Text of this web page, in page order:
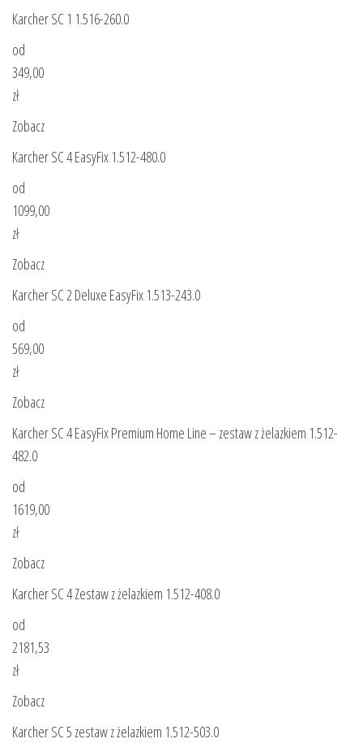
Karcher SC 1 1.516-260.0
od
349,00
zł
Zobacz
Karcher SC 4 EasyFix 1.512-480.0
od
1099,00
zł
Zobacz
Karcher SC 2 Deluxe EasyFix 1.513-243.0
od
569,00
zł
Zobacz
Karcher SC 4 EasyFix Premium Home Line – zestaw z żelazkiem 1.512-
482.0
od
1619,00
zł
Zobacz
Karcher SC 4 Zestaw z żelazkiem 1.512-408.0
od
2181,53
zł
Zobacz
Karcher SC 5 zestaw z żelazkiem 1.512-503.0